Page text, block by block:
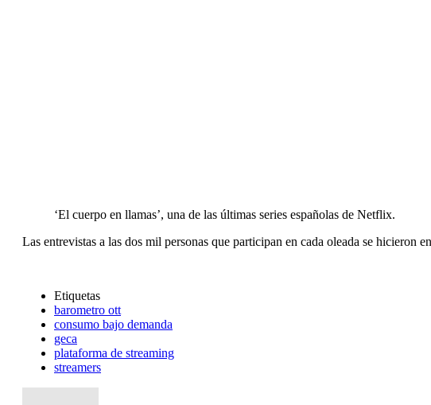
‘El cuerpo en llamas’, una de las últimas series españolas de Netflix.
Las entrevistas a las dos mil personas que participan en cada oleada se hicieron
Etiquetas
barometro ott
consumo bajo demanda
geca
plataforma de streaming
streamers